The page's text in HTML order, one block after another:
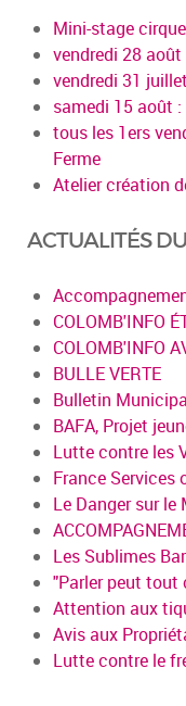
Mini-stage
vendredi 28
vendredi 31
samedi 15 août
tous les 1ers
Ferme
Atelier création
ACTUALITÉS
COLOMB'INFO
COLOMB'INFO
BULLE VERTE
Bulletin
BAFA, Projet
Lutte contre les
France Services
Le Danger sur le
Les Sublimes
"Parler peut tout
Attention aux
Avis aux
Lutte contre le